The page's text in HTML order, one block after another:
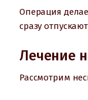
Операция
сразу
Лечение
Рассмотрим